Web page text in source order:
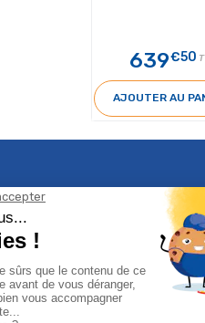
639€50
AJOUTER AU